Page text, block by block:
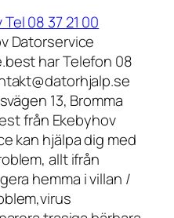
08 37 21 00
Datorservice
har Telefon 08
13, Bromma
från Ekebyhov
kan hjälpa dig med
allt ifrån
hemma i villan /